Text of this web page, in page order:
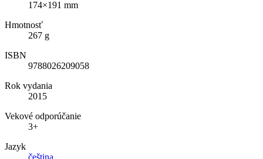
174×191 mm
Hmotnosť
267 g
ISBN
9788026209058
Rok vydania
2015
Vekové odporúčanie
3+
Jazyk
čeština